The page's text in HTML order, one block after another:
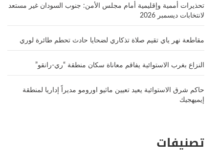
تحذيرات أممية وإقليمية أمام مجلس الأمن: جنوب السودان غير مستعد
لانتخابات ديسمبر 2026
مقاطعة نهر ياي تقيم صلاة تذكاري لضحايا حادث تحطم طائرة لوري
النزاع بغرب الاستوائية يفاقم معاناة سكان منطقة “ري-رانقو”
حاكم شرق الاستوائية يعيد تعيين ماثيو اورومو مديراً إداريا لمنطقة
إيميهجيك
تصنيفات